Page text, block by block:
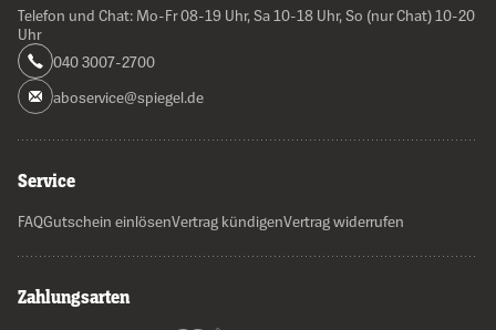
Telefon und Chat: Mo-Fr 08-19 Uhr, Sa 10-18 Uhr, So (nur Chat) 10-20
Uhr
040 3007-2700
aboservice@spiegel.de
Service
FAQGutschein einlösenVertrag kündigenVertrag widerrufen
Zahlungsarten